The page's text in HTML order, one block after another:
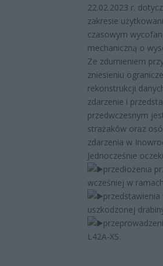
22.02.2023 r.
zakresie
czasowym
mechaniczną o
Ze zdumieniem
zniesieniu
rekonstrukcji
zdarzenie i
przedwczesnym
strażaków oraz
zdarzenia w
Jednocześnie
przedłożenia
wcześniej w
uszkodzonej
L42A-XS.